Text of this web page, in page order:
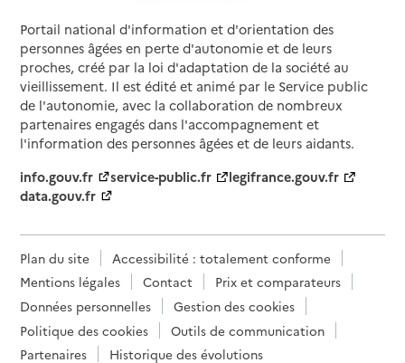
Portail national d'information et d'orientation des
personnes âgées en perte d'autonomie et de leurs
proches, créé par la loi d'adaptation de la société au
vieillissement. Il est édité et animé par le Service public
de l'autonomie, avec la collaboration de nombreux
partenaires engagés dans l'accompagnement et
l'information des personnes âgées et de leurs aidants.
info.gouv.fr
service-public.fr
legifrance.gouv.fr
data.gouv.fr
Plan du site
Accessibilité : totalement conforme
Mentions légales
Contact
Prix et comparateurs
Données personnelles
Gestion des cookies
Politique des cookies
Outils de communication
Partenaires
Historique des évolutions